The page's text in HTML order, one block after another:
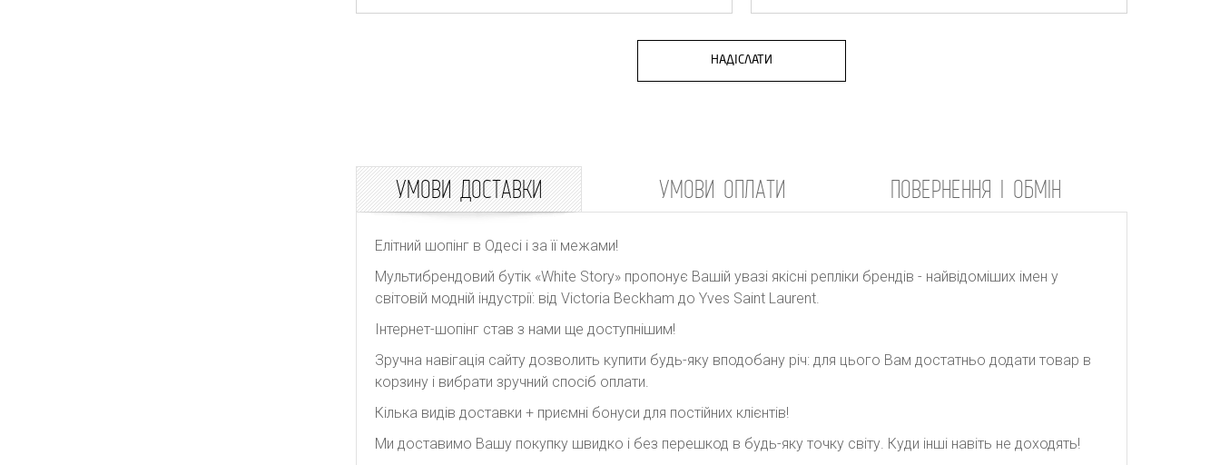
НАДІСЛАТИ
УМОВИ ДОСТАВКИ УМОВИ ОПЛАТИ ПОВЕРНЕННЯ І ОБМІН
Елітний шопінг в Одесі і за її межами!
Мультибрендовий бутік «White Story» пропонує Вашій увазі якісні репліки брендів - найвідоміших імен у
світовій модній індустрії: від Victoria Beckham до Yves Saint Laurent.
Інтернет-шопінг став з нами ще доступнішим!
Зручна навігація сайту дозволить купити будь-яку вподобану річ: для цього Вам достатньо додати товар в
корзину і вибрати зручний спосіб оплати.
Кілька видів доставки + приємні бонуси для постійних клієнтів!
Ми доставимо Вашу покупку швидко і без перешкод в будь-яку точку світу. Куди інші навіть не доходять!